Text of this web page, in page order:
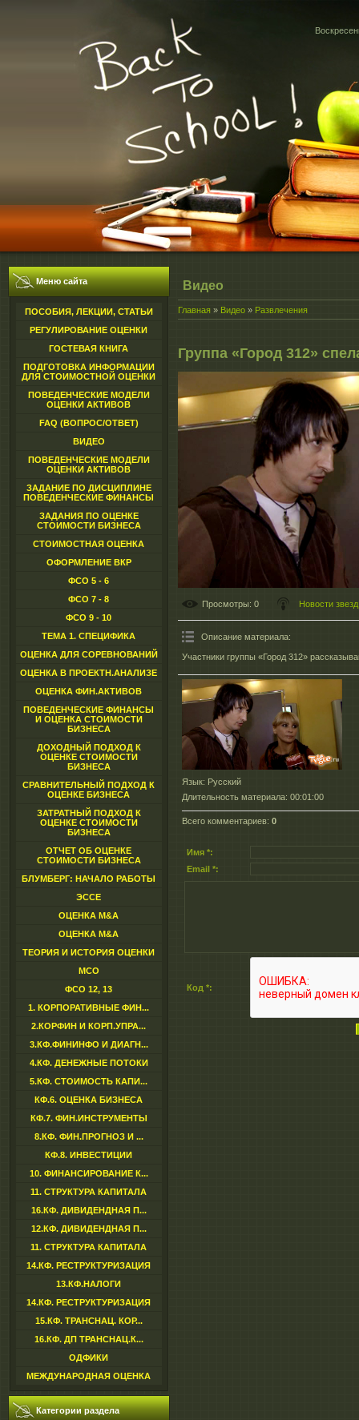
Меню сайта
ПОСОБИЯ, ЛЕКЦИИ, СТАТЬИ
РЕГУЛИРОВАНИЕ ОЦЕНКИ
ГОСТЕВАЯ КНИГА
ПОДГОТОВКА ИНФОРМАЦИИ
ДЛЯ СТОИМОСТНОЙ ОЦЕНКИ
ПОВЕДЕНЧЕСКИЕ МОДЕЛИ
ОЦЕНКИ АКТИВОВ
FAQ (ВОПРОС/ОТВЕТ)
ВИДЕО
ПОВЕДЕНЧЕСКИЕ МОДЕЛИ
ОЦЕНКИ АКТИВОВ
ЗАДАНИЕ ПО ДИСЦИПЛИНЕ
ПОВЕДЕНЧЕСКИЕ ФИНАНСЫ
ЗАДАНИЯ ПО ОЦЕНКЕ
СТОИМОСТИ БИЗНЕСА
СТОИМОСТНАЯ ОЦЕНКА
ОФОРМЛЕНИЕ ВКР
ФСО 5 - 6
ФСО 7 - 8
ФСО 9 - 10
ТЕМА 1. СПЕЦИФИКА
ОЦЕНКА ДЛЯ СОРЕВНОВАНИЙ
ОЦЕНКА В ПРОЕКТН.АНАЛИЗЕ
ОЦЕНКА ФИН.АКТИВОВ
ПОВЕДЕНЧЕСКИЕ ФИНАНСЫ
И ОЦЕНКА СТОИМОСТИ
БИЗНЕСА
ДОХОДНЫЙ ПОДХОД К
ОЦЕНКЕ СТОИМОСТИ
БИЗНЕСА
СРАВНИТЕЛЬНЫЙ ПОДХОД К
ОЦЕНКЕ БИЗНЕСА
ЗАТРАТНЫЙ ПОДХОД К
ОЦЕНКЕ СТОИМОСТИ
БИЗНЕСА
ОТЧЕТ ОБ ОЦЕНКЕ
СТОИМОСТИ БИЗНЕСА
БЛУМБЕРГ: НАЧАЛО РАБОТЫ
ЭССЕ
ОЦЕНКА M&A
ОЦЕНКА M&A
ТЕОРИЯ И ИСТОРИЯ ОЦЕНКИ
МСО
ФСО 12, 13
1. КОРПОРАТИВНЫЕ ФИН...
2.КОРФИН И КОРП.УПРА...
3.КФ.ФИНИНФО И ДИАГН...
4.КФ. ДЕНЕЖНЫЕ ПОТОКИ
5.КФ. СТОИМОСТЬ КАПИ...
КФ.6. ОЦЕНКА БИЗНЕСА
КФ.7. ФИН.ИНСТРУМЕНТЫ
8.КФ. ФИН.ПРОГНОЗ И ...
КФ.8. ИНВЕСТИЦИИ
10. ФИНАНСИРОВАНИЕ К...
11. СТРУКТУРА КАПИТАЛА
16.КФ. ДИВИДЕНДНАЯ П...
12.КФ. ДИВИДЕНДНАЯ П...
11. СТРУКТУРА КАПИТАЛА
14.КФ. РЕСТРУКТУРИЗАЦИЯ
13.КФ.НАЛОГИ
14.КФ. РЕСТРУКТУРИЗАЦИЯ
15.КФ. ТРАНСНАЦ. КОР...
16.КФ. ДП ТРАНСНАЦ.К...
ОДФИКИ
МЕЖДУНАРОДНАЯ ОЦЕНКА
Категории раздела
Видео
Главная » Видео » Развлечения
Группа «Город 312»
Просмотры: 0 Новости звезд
Описание материала:
Участники группы «Город 312»
Язык: Русский
Длительность материала: 00:01:00
Всего комментариев: 0
Имя *:
Email *:
Код *: